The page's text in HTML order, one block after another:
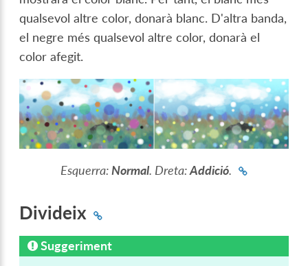
qualsevol altre color, donarà blanc. D'altra banda,
el negre més qualsevol altre color, donarà el
color afegit.
Esquerra: Normal. Dreta:Addició.
Divideix
Suggeriment